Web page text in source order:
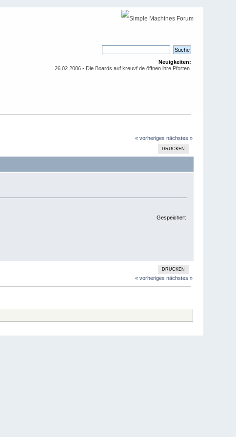
Neuigkeiten:
26.02.2006 - Die Boards auf kreuvf.de öffnen ihre Pforten.
« vorheriges nächstes »
DRUCKEN
Gespeichert
DRUCKEN
« vorheriges nächstes »